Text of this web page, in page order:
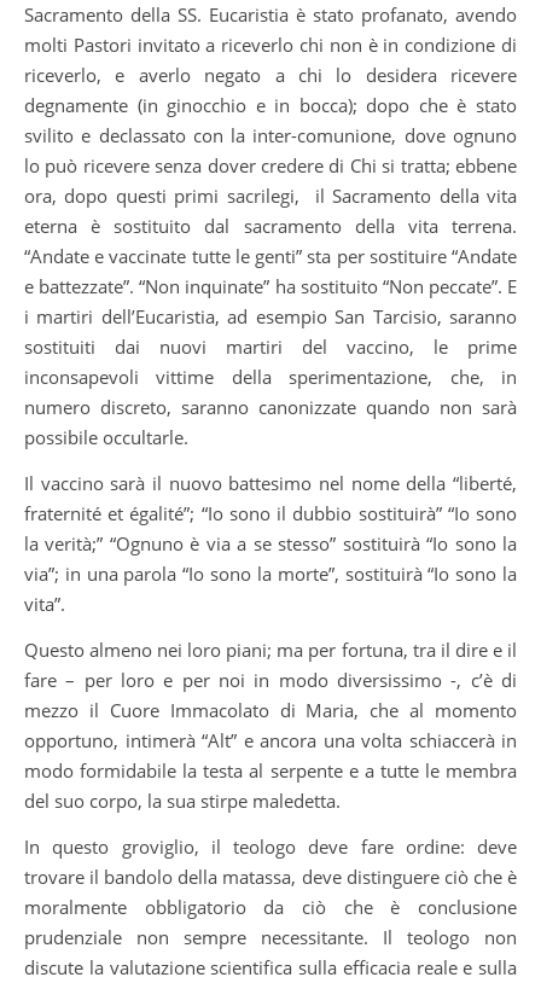
Sacramento della SS. Eucaristia è stato profanato, avendo
molti Pastori invitato a riceverlo chi non è in condizione di
riceverlo, e averlo negato a chi lo desidera ricevere
degnamente (in ginocchio e in bocca); dopo che è stato
svilito e declassato con la inter-comunione, dove ognuno
lo può ricevere senza dover credere di Chi si tratta; ebbene
ora, dopo questi primi sacrilegi, il Sacramento della vita
eterna è sostituito dal sacramento della vita terrena.
“Andate e vaccinate tutte le genti” sta per sostituire “Andate
e battezzate”. “Non inquinate” ha sostituito “Non peccate”. E
i martiri dell’Eucaristia, ad esempio San Tarcisio, saranno
sostituiti dai nuovi martiri del vaccino, le prime
inconsapevoli vittime della sperimentazione, che, in
numero discreto, saranno canonizzate quando non sarà
possibile occultarle.
Il vaccino sarà il nuovo battesimo nel nome della “liberté,
fraternité et égalité”; “Io sono il dubbio sostituirà” “Io sono
la verità;” “Ognuno è via a se stesso” sostituirà “Io sono la
via”; in una parola “Io sono la morte”, sostituirà “Io sono la
vita”.
Questo almeno nei loro piani; ma per fortuna, tra il dire e il
fare – per loro e per noi in modo diversissimo -, c’è di
mezzo il Cuore Immacolato di Maria, che al momento
opportuno, intimerà “Alt” e ancora una volta schiaccerà in
modo formidabile la testa al serpente e a tutte le membra
del suo corpo, la sua stirpe maledetta.
In questo groviglio, il teologo deve fare ordine: deve
trovare il bandolo della matassa, deve distinguere ciò che è
moralmente obbligatorio da ciò che è conclusione
prudenziale non sempre necessitante. Il teologo non
discute la valutazione scientifica sulla efficacia reale e sulla